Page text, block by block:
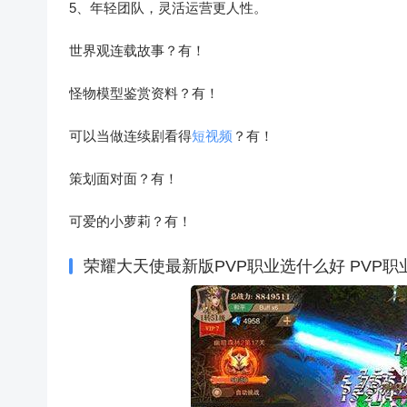
5、年轻团队，灵活运营更人性。
世界观连载故事？有！
怪物模型鉴赏资料？有！
可以当做连续剧看得短视频 ？有！
策划面对面？有！
可爱的小萝莉？有！
荣耀大天使最新版PVP职业选什么好 PVP职